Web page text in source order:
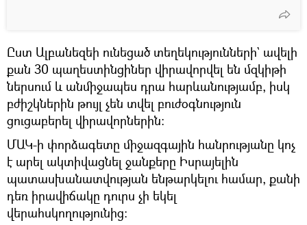
Ըստ Ալբանեզեի ունեցած տեղեկությունների` ավելի
քան 30 պաղեստինցիներ վիրավորվել են մզկիթի
ներսում և անմիջապես դրա հարևանությամբ, իսկ
բժիշկներին թույլ չեն տվել բուժօգնություն
ցուցաբերել վիրավորներին:
ՄԱԿ-ի փորձագետը միջազգային հանրությանը կոչ
է արել ակտիվացնել ջանքերը Իսրայելին
պատասխանատվության ենթարկելու համար, քանի
դեռ իրավիճակը դուրս չի եկել
վերահսկողությունից: